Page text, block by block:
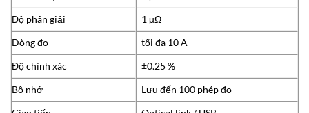
Độ phân giải
1 µΩ
Dòng đo
tối đa 10 A
Độ chính xác
±0.25 %
Bộ nhớ
Lưu đến 100 phép đo